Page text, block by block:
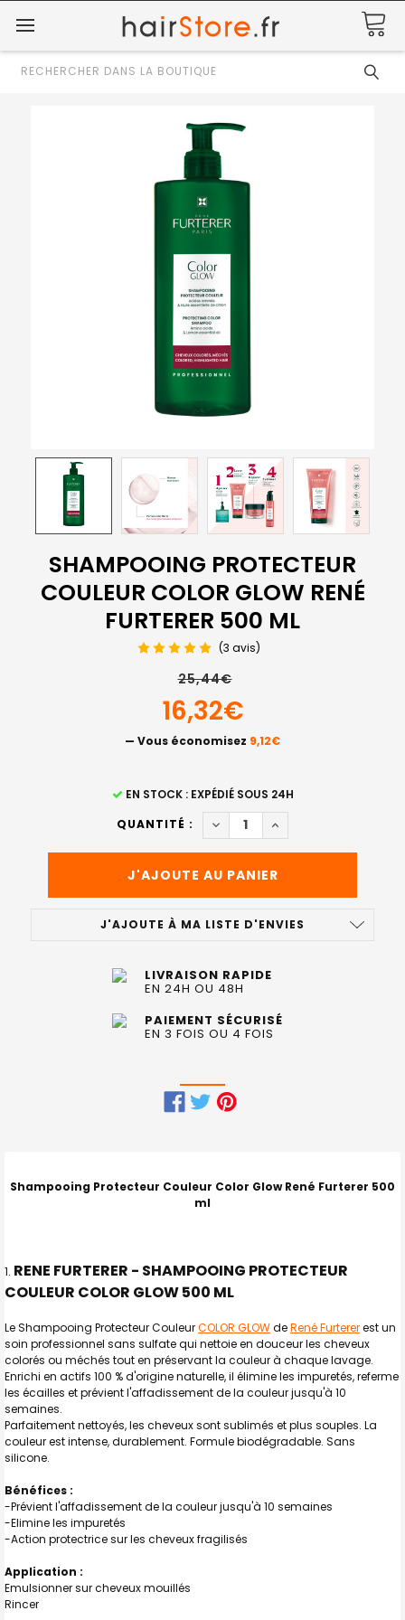
Rechercher
SHAMPOOING PROTECTEUR
COULEUR COLOR GLOW RENÉ
FURTERER 500 ML
(3 avis)
25,44€
16,32€
— Vous économisez 9,12€
EN STOCK : EXPÉDIÉ SOUS 24H
QUANTITÉ :
DIMINUER LA QUANTITÉ DE
AUGMENTER LA
J'AJOUTE À MA LISTE D'ENVIES
LIVRAISON RAPIDE
EN 24H OU 48H
PAIEMENT SÉCURISÉ
EN 3 FOIS OU 4 FOIS
ENSEMBLE
J'AJOUTE
AU PANIER
Shampooing Protecteur Couleur Color Glow René Furterer 500
ml
RENE FURTERER - SHAMPOOING PROTECTEUR
COULEUR COLOR GLOW 500 ML
Le Shampooing Protecteur CouleurCOLOR GLOWdeRené Furtererest un
soin professionnel sans sulfate qui nettoie en douceur les cheveux
colorés ou méchés tout en préservant la couleur à chaque lavage.
Enrichi en actifs 100 % d'origine naturelle, il élimine les impuretés, referme
les écailles et prévient l'affadissement de la couleur jusqu'à 10
semaines.
Parfaitement nettoyés, les cheveux sont sublimés et plus souples. La
couleur est intense, durablement. Formule biodégradable. Sans
silicone.
Bénéfices :
-Prévient l'affadissement de la couleur jusqu'à 10 semaines
-Elimine les impuretés
-Action protectrice sur les cheveux fragilisés
Application :
Emulsionner sur cheveux mouillés
Rincer